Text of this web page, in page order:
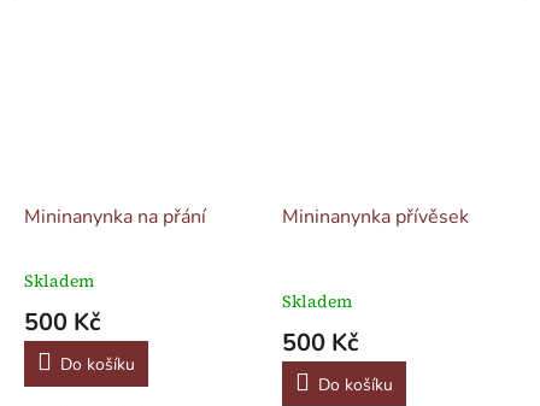
Mininanynka na přání
Průměrné
hodnocení
produktu
5,0
Skladem
500 Kč
Do košíku
Mininanynka přívěsek
Skladem
500 Kč
Do košíku